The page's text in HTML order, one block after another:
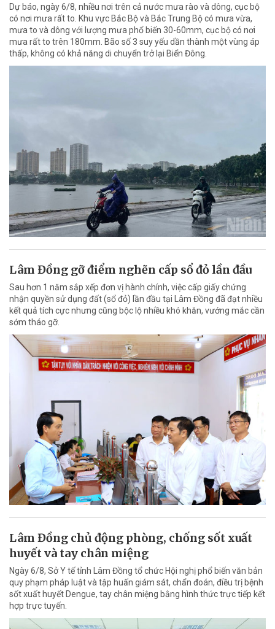
Dự báo, ngày 6/8, nhiều nơi trên cả nước mưa rào và dông, cục bộ
có nơi mưa rất to. Khu vực Bắc Bộ và Bắc Trung Bộ có mưa vừa,
mưa to và dông với lượng mưa phổ biến 30-60mm, cục bộ có nơi
mưa rất to trên 180mm. Bão số 3 suy yếu dần thành một vùng áp
thấp, không có khả năng di chuyển trở lại Biển Đông.
Lâm Đồng gỡ điểm nghẽn cấp sổ đỏ lần đầu
Sau hơn 1 năm sắp xếp đơn vị hành chính, việc cấp giấy chứng
nhận quyền sử dụng đất (sổ đỏ) lần đầu tại Lâm Đồng đã đạt nhiều
kết quả tích cực nhưng cũng bộc lộ nhiều khó khăn, vướng mắc cần
sớm tháo gỡ.
Lâm Đồng chủ động phòng, chống sốt xuất
huyết và tay chân miệng
Ngày 6/8, Sở Y tế tỉnh Lâm Đồng tổ chức Hội nghị phổ biến văn bản
quy phạm pháp luật và tập huấn giám sát, chẩn đoán, điều trị bệnh
sốt xuất huyết Dengue, tay chân miệng bằng hình thức trực tiếp kết
hợp trực tuyến.